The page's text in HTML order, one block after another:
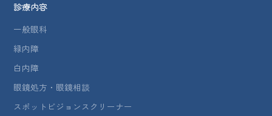
診療内容
一般眼科
緑内障
白内障
眼鏡処方・眼鏡相談
スポットビジョンスクリーナー